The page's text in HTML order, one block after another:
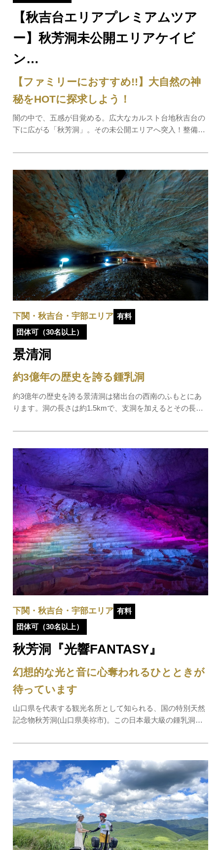
【秋吉台エリアプレミアムツア
ー】秋芳洞未公開エリアケイビ
ン…
【ファミリーにおすすめ!!】大自然の神
秘をHOTに探求しよう！
闇の中で、五感が目覚める。広大なカルスト台地秋吉台の
下に広がる「秋芳洞」。その未公開エリアへ突入！整備さ
しい岩場。響くのは呼吸 と水の音だけ....。地上からは想
景清洞
約3億年の歴史を誇る鍾乳洞
約3億年の歴史を誇る景清洞は猪出台の西南のふもとにあ
ります。洞の長さは約1.5kmで、支洞を加えるとその長さ
余年の昔、壇の浦の合戦に敗れた平家の主将平景清が長ら
下関・秋吉台・宇部エリア 有料
団体可（30名以上）
秋芳洞『光響FANTASY』
幻想的な光と音に心奪われるひとときが
待っています
山口県を代表する観光名所として知られる、国の特別天然
記念物秋芳洞(山口県美祢市)。この日本最大級の鍾乳洞内
響で彩り、光と音の饗宴を幻想的に演出します。この照明
下関・秋吉台・宇部エリア 有料
団体可（30名以上）